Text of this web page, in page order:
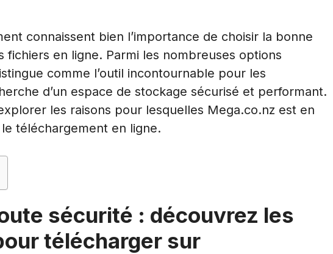
connaissent bien l’importance de choisir la bonne
en ligne. Parmi les nombreuses options
comme l’outil incontournable pour les
d’un espace de stockage sécurisé et performant.
les raisons pour lesquelles Mega.co.nz est en
téléchargement en ligne.
sécurité : découvrez les
télécharger sur